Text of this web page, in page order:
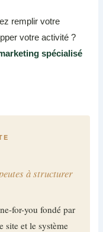
remplir votre
votre activité ?
spécialisé
à structurer
for-you fondé par
site et le système